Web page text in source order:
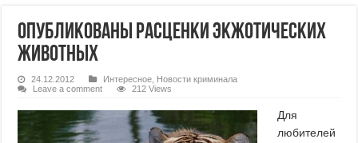
Опубликованы расценки экжотических
животных
24.12.2012 Интересное Новости криминала
Leave a comment
212 Views
Для
любителей